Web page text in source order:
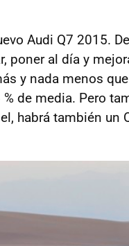
Audi Q7 2015.
poner al día y
y nada menos que
de media. Pero
habrá también un